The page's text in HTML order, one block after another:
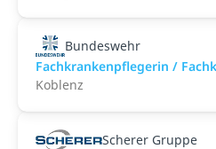
Bundeswehr
Fachkrankenpflegerin /
Koblenz
Scherer Gruppe